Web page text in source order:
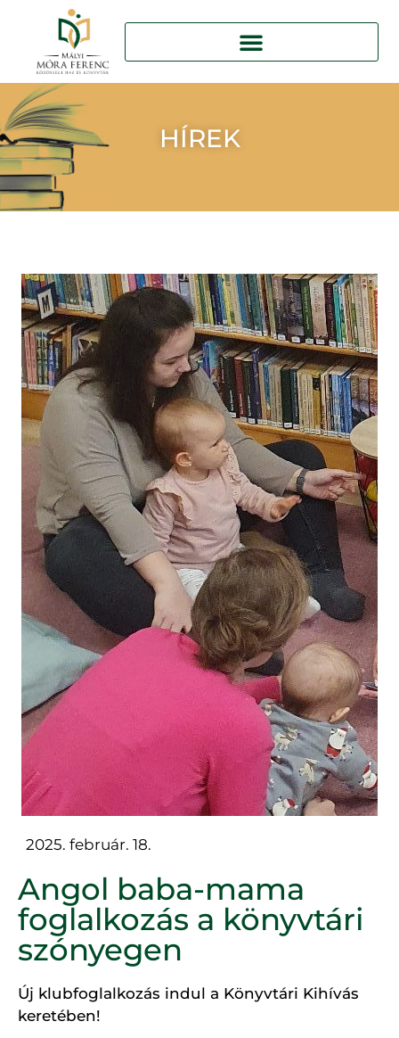
HÍREK
2025. február. 18.
Angol baba-mama
foglalkozás a könyvtári
szónyegen
Új klubfoglalkozás indul a Könyvtári Kihívás
keretében!